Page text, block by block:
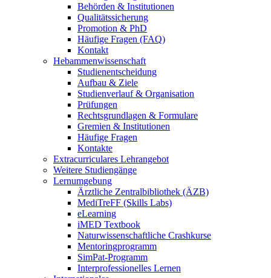
Behörden & Institutionen
Qualitätssicherung
Promotion & PhD
Häufige Fragen (FAQ)
Kontakt
Hebammenwissenschaft
Studienentscheidung
Aufbau & Ziele
Studienverlauf & Organisation
Prüfungen
Rechtsgrundlagen & Formulare
Gremien & Institutionen
Häufige Fragen
Kontakte
Extracurriculares Lehrangebot
Weitere Studiengänge
Lernumgebung
Ärztliche Zentralbibliothek (ÄZB)
MediTreFF (Skills Labs)
eLearning
iMED Textbook
Naturwissenschaftliche Crashkurse
Mentoringprogramm
SimPat-Programm
Interprofessionelles Lernen